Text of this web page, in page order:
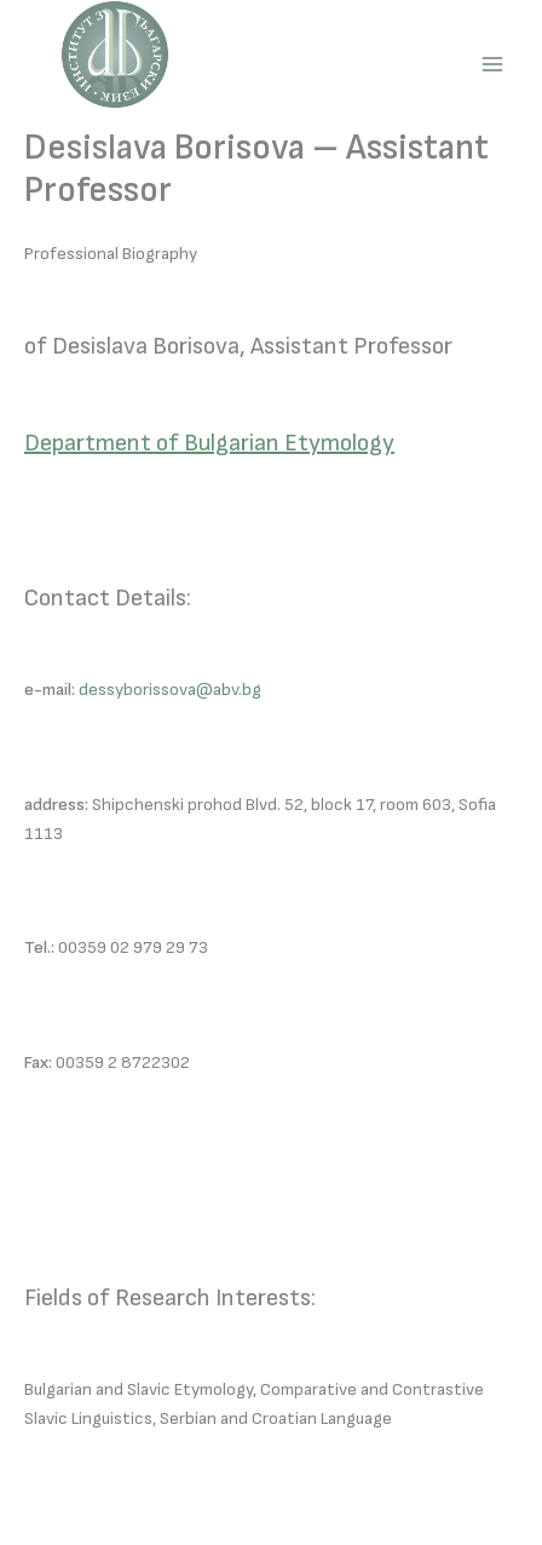
content
Desislava Borisova – Assistant
Professor
Professional Biography
of Desislava Borisova, Assistant Professor
Department of Bulgarian Etymology
Contact Details:
e-mail: dessyborissova@abv.bg
address: Shipchenski prohod Blvd. 52, block 17, room 603, Sofia
1113
Tel.: 00359 02 979 29 73
Fax: 00359 2 8722302
Fields of Research Interests:
Bulgarian and Slavic Etymology, Comparative and Contrastive
Slavic Linguistics, Serbian and Croatian Language